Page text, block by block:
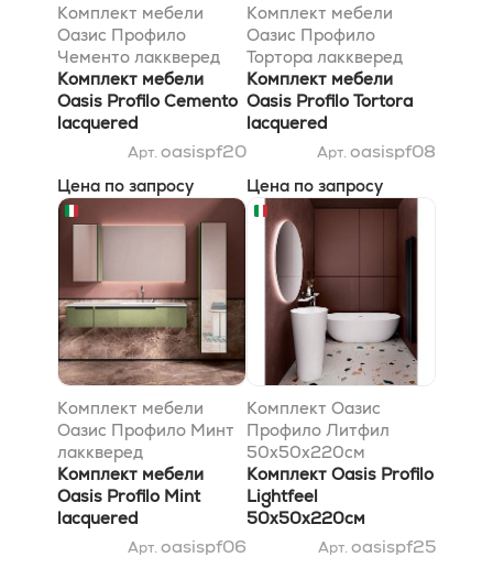
Комплект мебели
Оазис Профило
Чементо лаккверед
120x38x200см
Комплект мебели
Oasis Profilo Cemento
lacquered
120x38x200см
Арт. oasispf20
Цена по запросу
Комплект мебели
Оазис Профило
Тортора лаккверед
140x51.5x200см
Комплект мебели
Oasis Profilo Tortora
lacquered
140x51.5x200см
Арт. oasispf08
Цена по запросу
Комплект мебели
Оазис Профило Минт
лаккверед
155x51.5x200см
Комплект мебели
Oasis Profilo Mint
lacquered
155x51.5x200см
Арт. oasispf06
Комплект Оазис
Профило Литфил
50x50x220см
Комплект Oasis Profilo
Lightfeel
50x50x220см
Арт. oasispf25